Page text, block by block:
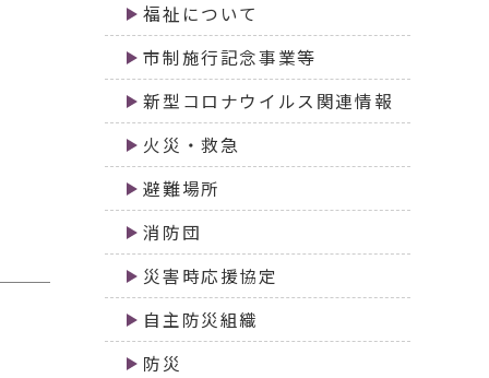
福祉について
市制施行記念事業等
新型コロナウイルス関連情報
火災・救急
避難場所
消防団
災害時応援協定
自主防災組織
防災